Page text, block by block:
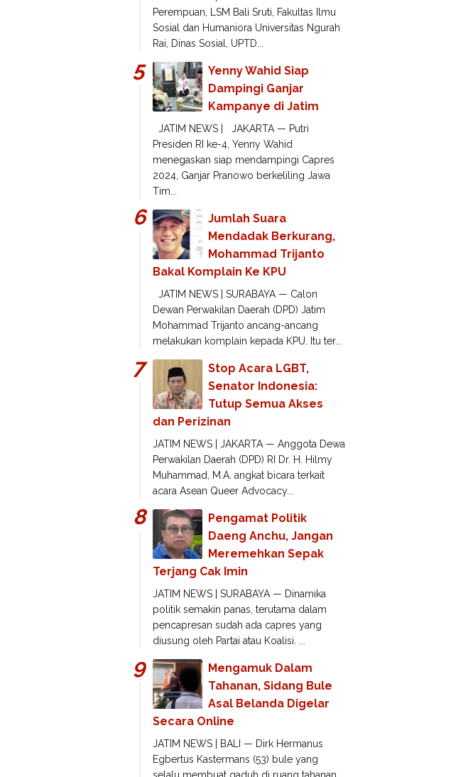
Perempuan, LSM Bali Sruti, Fakultas Ilmu
Sosial dan Humaniora Universitas Ngurah
Rai, Dinas Sosial, UPTD...
Yenny Wahid Siap
Dampingi Ganjar
Kampanye di Jatim
JATIM NEWS | JAKARTA — Putri
Presiden RI ke-4, Yenny Wahid
menegaskan siap mendampingi Capres
2024, Ganjar Pranowo berkeliling Jawa
Tim...
Jumlah Suara
Mendadak Berkurang,
Mohammad Trijanto
Bakal Komplain Ke KPU
JATIM NEWS | SURABAYA — Calon
Dewan Perwakilan Daerah (DPD) Jatim
Mohammad Trijanto ancang-ancang
melakukan komplain kepada KPU. Itu ter...
Stop Acara LGBT,
Senator Indonesia:
Tutup Semua Akses
dan Perizinan
JATIM NEWS | JAKARTA — Anggota Dewa
Perwakilan Daerah (DPD) RI Dr. H. Hilmy
Muhammad, M.A. angkat bicara terkait
acara Asean Queer Advocacy...
Pengamat Politik
Daeng Anchu, Jangan
Meremehkan Sepak
Terjang Cak Imin
JATIM NEWS | SURABAYA — Dinamika
politik semakin panas, terutama dalam
pencapresan sudah ada capres yang
diusung oleh Partai atau Koalisi. ...
Mengamuk Dalam
Tahanan, Sidang Bule
Asal Belanda Digelar
Secara Online
JATIM NEWS | BALI — Dirk Hermanus
Egbertus Kastermans (53) bule yang